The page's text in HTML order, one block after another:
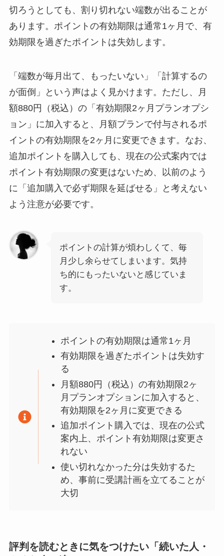
切ろうとしても、割り切れない端数が出ることが
あります。ポイントの有効期限は通常1ヶ月で、有
効期限を過ぎたポイントは失効します。
「端数が毎月出て、もったいない」「計算するの
が面倒」という声はよく見かけます。ただし、月
額880円（税込）の「有効期限2ヶ月プランオプシ
ョン」に加入すると、月額プランで付与されるポ
イントの有効期限を2ヶ月に変更できます。なお、
追加ポイントを購入しても、現在の公式案内では
ポイント有効期限の変更はないため、以前のよう
に「追加購入で必ず期限を延ばせる」と考えない
よう注意が必要です。
ポイントの計算が煩わしくて、毎
月少し余らせてしまいます。気持
ち的にもったいないと感じていま
す。
ポイントの有効期限は通常1ヶ月
有効期限を過ぎたポイントは失効す
る
月額880円（税込）の有効期限2ヶ
月プランオプションに加入すると、
有効期限を2ヶ月に変更できる
追加ポイント購入では、現在の公式
案内上、ポイント有効期限は変更さ
れない
使い切れなかった分は失効するた
め、事前に受講計画を立てることが
大切
評判を読むときに気をつけたい「続いた人・